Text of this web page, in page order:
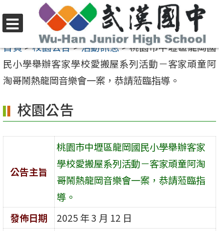
至
要
內
區
選
單
首頁>校園公告>活動訊息>桃園市中壢區龍岡國
民小學舉辦客家學校愛搬屋系列活動－客家頑童阿
淘哥鬧熱龍岡音樂會一案，恭請蒞臨指導。
校園公告
公告主旨
桃園市中壢區龍岡國民小學舉辦客家
學校愛搬屋系列活動－客家頑童阿淘
哥鬧熱龍岡音樂會一案，恭請蒞臨指
導。
發佈日期
2025 年 3 月 12 日